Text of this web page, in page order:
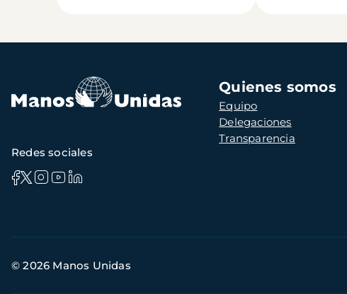
Navegación
principal
Quienes somos
Equipo
Delegaciones
Transparencia
Redes sociales
de
© 2026 Manos Unidas